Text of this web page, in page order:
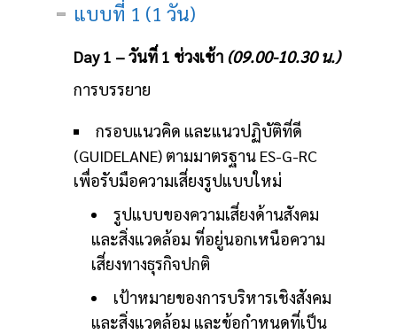
แบบที่ 1 (1 วัน)
Day 1 – วันที่ 1 ช่วงเช้า (09.00-10.30 น.)
การบรรยาย
กรอบแนวคิด และแนวปฏิบัติที่ดี
(GUIDELANE) ตามมาตรฐาน ES-G-RC
เพื่อรับมือความเสี่ยงรูปแบบใหม่
รูปแบบของความเสี่ยงด้านสังคม
และสิ่งแวดล้อม ที่อยู่นอกเหนือความ
เสี่ยงทางธุรกิจปกติ
เป้าหมายของการบริหารเชิงสังคม
และสิ่งแวดล้อม และข้อกำหนดที่เป็น